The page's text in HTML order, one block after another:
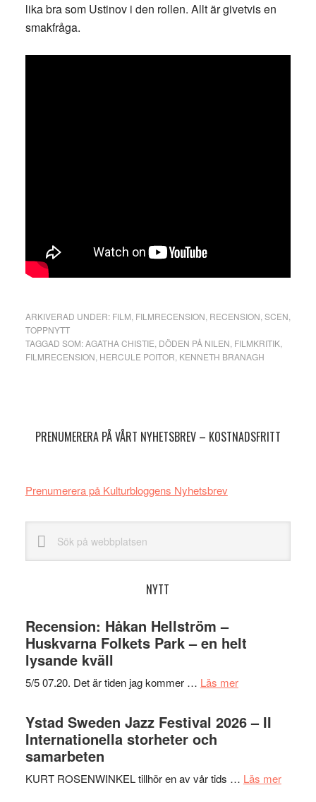
lika bra som Ustinov i den rollen. Allt är givetvis en
smakfråga.
ARKIVERAD UNDER: FILM FILMRECENSION RECENSION SCEN
TOPPNYTT
TAGGAD SOM:AGATHA CHISTIE DÖDEN PÅ NILEN FILMKRITIK,
FILMRECENSION HERCULE POITOR KENNETH BRANAGH
PRENUMERERA PÅ VÅRT NYHETSBREV – KOSTNADSFRITT
Prenumerera på Kulturbloggens Nyhetsbrev
webbplatsen
NYTT
Recension: Håkan Hellström –
Huskvarna Folkets Park – en helt
lysande kväll
5/5 07.20. Det är tiden jag kommer … Läs merom
Håkan
Hellström
Folkets
Ystad Sweden Jazz Festival 2026 – II
Internationella storheter och
samarbeten
KURT ROSENWINKEL tillhör en av vår tids … Läs merom